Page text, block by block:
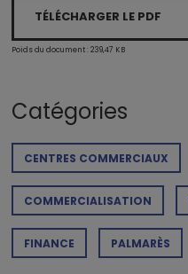
TÉLÉCHARGER LE PDF
Poids du document : 239,47 KB
Catégories
CENTRES COMMERCIAUX
COMMERCIALISATION
FINANCE PALMARÈS